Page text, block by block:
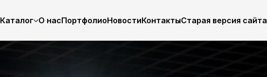
Каталог О насПортфолиоНовостиКонтактыСтарая версия сайта